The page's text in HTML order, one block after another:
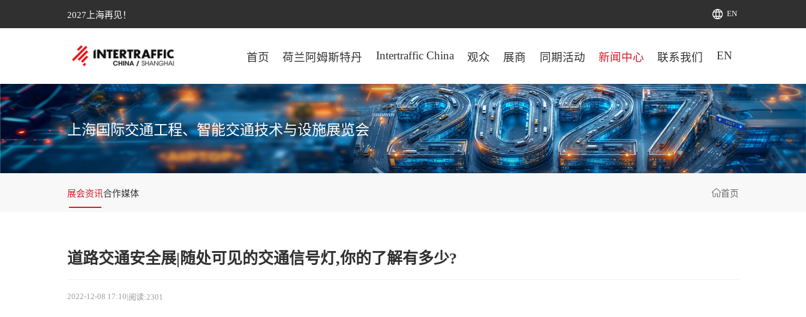
2027上海再见！ EN
首页 荷兰阿姆斯特丹 Intertraffic China 观众 展商 同期活动 新闻中心 联系我们 EN
上海国际交通工程、智能交通技术与设施展览会
展会资讯合作媒体 首页
道路交通安全展|随处可见的交通信号灯,你的了解有多少?
2022-12-08 17:10|阅读:2301